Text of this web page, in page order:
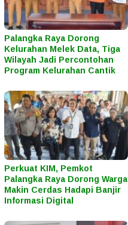
Palangka Raya Dorong
Kelurahan Melek Data, Tiga
Wilayah Jadi Percontohan
Program Kelurahan Cantik
Perkuat KIM, Pemkot
Palangka Raya Dorong Warga
Makin Cerdas Hadapi Banjir
Informasi Digital